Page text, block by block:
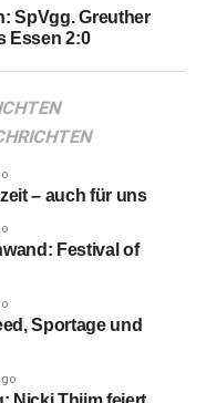
SpVgg. Greuther
Essen 2:0
– auch für uns
Festival of
Sportage und